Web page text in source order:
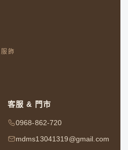
飾
客服 & 門市
0968-862-720
mdms13041319@gmail.com